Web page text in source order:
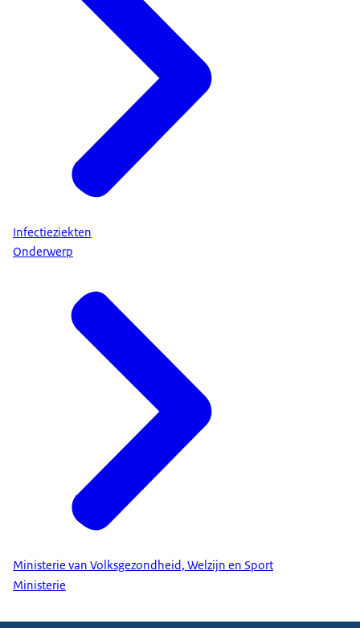
Infectieziekten
Onderwerp
Ministerie van Volksgezondheid, Welzijn en Sport
Ministerie